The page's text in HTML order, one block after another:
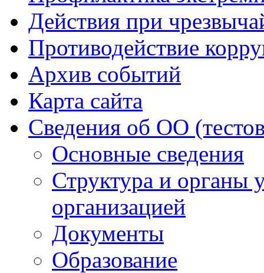
Действия при
Противодействие
Архив событий
Карта сайта
Сведения об ОО
Основные сведения
Структура и органы
организацией
Документы
Образование